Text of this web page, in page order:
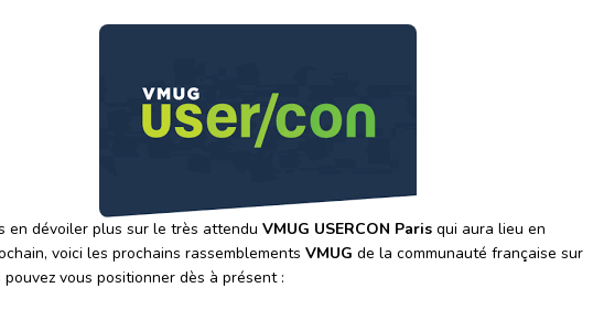
en dévoiler plus sur le très attendu VMUG USERCON Paris qui aura lieu en
voici les prochains rassemblements VMUG de la communauté française sur
vous positionner dès à présent :